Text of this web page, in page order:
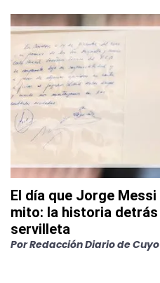
El día que Jorge
mito: la historia
servilleta
PorRedacción Diario de Cuyo